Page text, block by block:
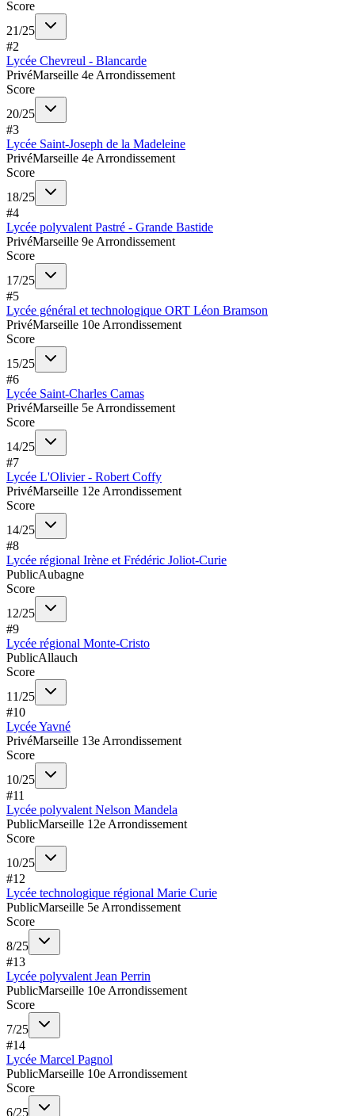
Score
21/25
#2
Lycée Chevreul - Blancarde
PrivéMarseille 4e Arrondissement
Score
20/25
#3
Lycée Saint-Joseph de la Madeleine
PrivéMarseille 4e Arrondissement
Score
18/25
#4
Lycée polyvalent Pastré - Grande Bastide
PrivéMarseille 9e Arrondissement
Score
17/25
#5
Lycée général et technologique ORT Léon Bramson
PrivéMarseille 10e Arrondissement
Score
15/25
#6
Lycée Saint-Charles Camas
PrivéMarseille 5e Arrondissement
Score
14/25
#7
Lycée L'Olivier - Robert Coffy
PrivéMarseille 12e Arrondissement
Score
14/25
#8
Lycée régional Irène et Frédéric Joliot-Curie
PublicAubagne
Score
12/25
#9
Lycée régional Monte-Cristo
PublicAllauch
Score
11/25
#10
Lycée Yavné
PrivéMarseille 13e Arrondissement
Score
10/25
#11
Lycée polyvalent Nelson Mandela
PublicMarseille 12e Arrondissement
Score
10/25
#12
Lycée technologique régional Marie Curie
PublicMarseille 5e Arrondissement
Score
8/25
#13
Lycée polyvalent Jean Perrin
PublicMarseille 10e Arrondissement
Score
7/25
#14
Lycée Marcel Pagnol
PublicMarseille 10e Arrondissement
Score
6/25